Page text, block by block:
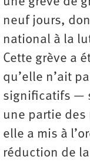
neuf jours,
national à la
Cette grève a
qu’elle n’ait
significatifs —
une partie
elle a mis à
réduction de